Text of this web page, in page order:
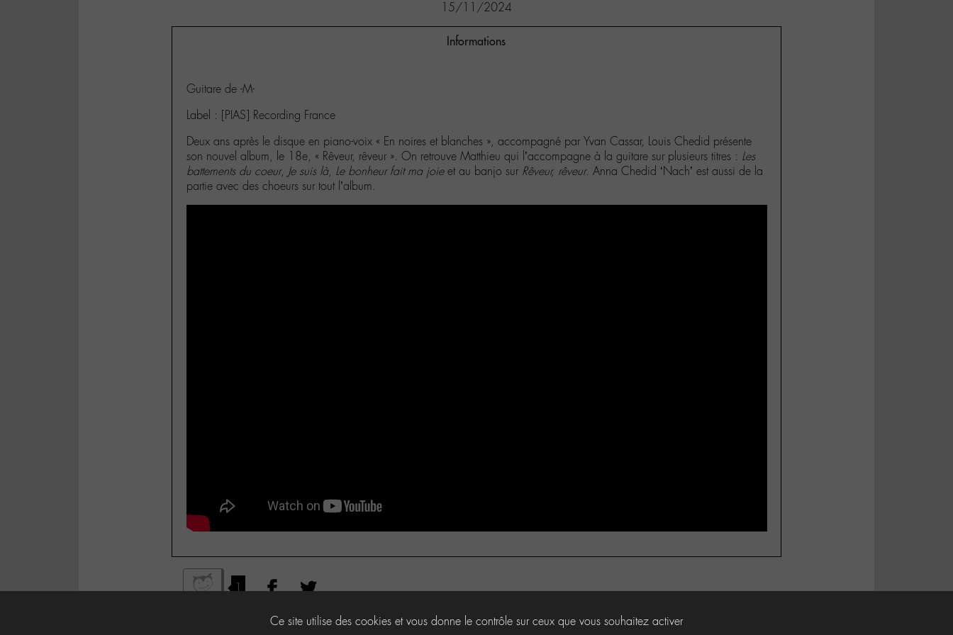
15/11/2024
Informations
Guitare de -M-
Label : [PIAS] Recording France
Deux ans après le disque en piano-voix « En noires et blanches », accompagné par Yvan Cassar, Louis Chedid présente
son nouvel album, le 18e, « Rêveur, rêveur ». On retrouve Matthieu qui l’accompagne à la guitare sur plusieurs titres : Les
battements du coeur, Je suis là, Le bonheur fait ma joieet au banjo sur Rêveur, rêveur. Anna Chedid ‘Nach’ est aussi de la
partie avec des choeurs sur tout l’album.
1
Ce site utilise des cookies et vous donne le contrôle sur ceux que vous souhaitez activer